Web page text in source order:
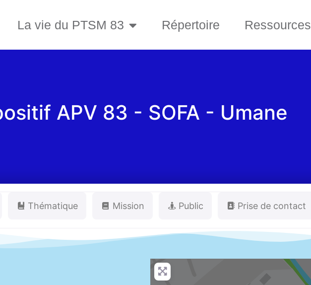
La vie du PTSM 83 Répertoire Ressources
APV 83 - SOFA - Umane
Thématique Mission Public Prise de contact